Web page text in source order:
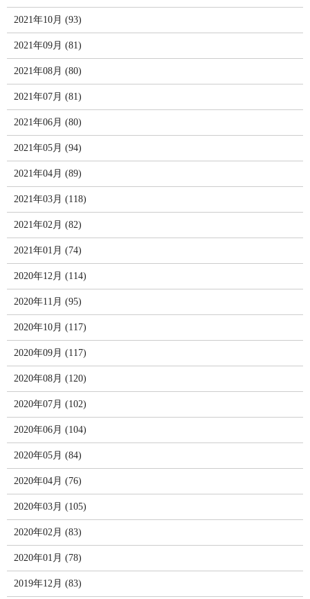
2021年10月 (93)
2021年09月 (81)
2021年08月 (80)
2021年07月 (81)
2021年06月 (80)
2021年05月 (94)
2021年04月 (89)
2021年03月 (118)
2021年02月 (82)
2021年01月 (74)
2020年12月 (114)
2020年11月 (95)
2020年10月 (117)
2020年09月 (117)
2020年08月 (120)
2020年07月 (102)
2020年06月 (104)
2020年05月 (84)
2020年04月 (76)
2020年03月 (105)
2020年02月 (83)
2020年01月 (78)
2019年12月 (83)